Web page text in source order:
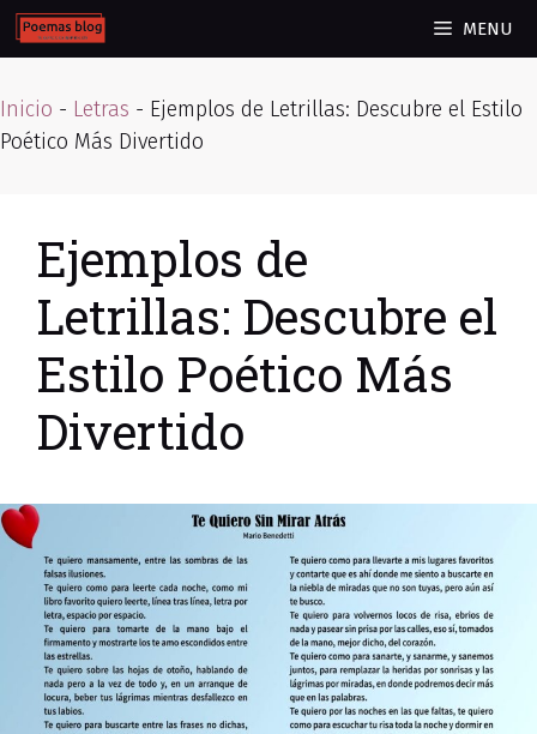
Skip
to
MENU
Inicio - Letras - Ejemplos de Letrillas: Descubre el Estilo
Poético Más Divertido
Ejemplos de
Letrillas: Descubre el
Estilo Poético Más
Divertido